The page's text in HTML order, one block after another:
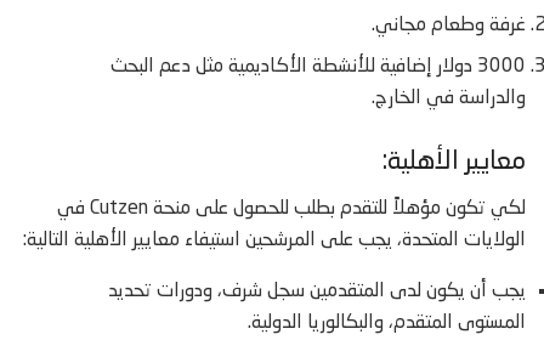
غرفة وطعام مجاني.
3000 دولار إضافية للأنشطة الأكاديمية مثل دعم البحث
والدراسة في الخارج.
معايير الأهلية:
لكي تكون مؤهلاً للتقدم بطلب للحصول على منحة Cutzen في
الولايات المتحدة، يجب على المرشحين استيفاء معايير الأهلية التالية:
يجب أن يكون لدى المتقدمين سجل شرف، ودورات تحديد
المستوى المتقدم، والبكالوريا الدولية.